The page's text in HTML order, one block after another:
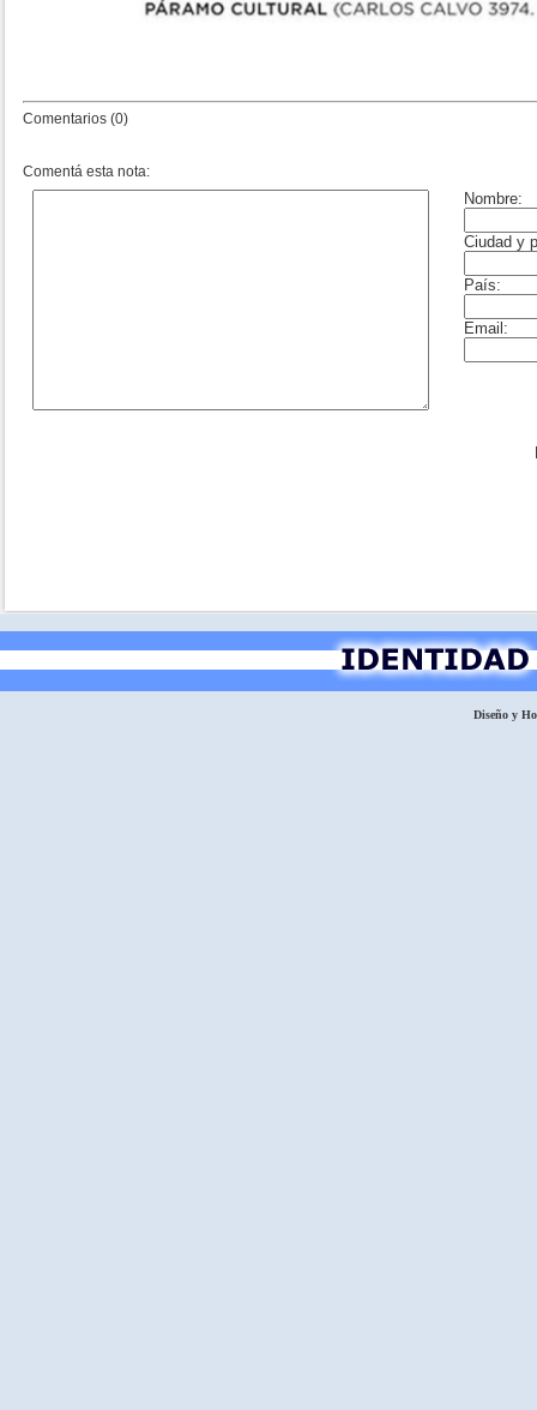
Comentarios (0)
Comentá esta nota:
Diseño y